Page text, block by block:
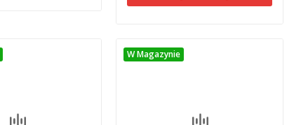
W Magazynie